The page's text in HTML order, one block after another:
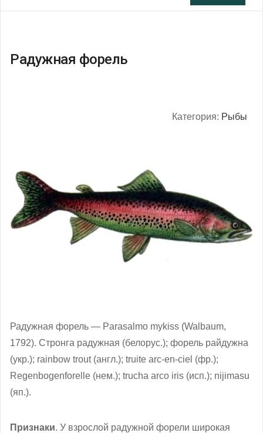
Радужная форель
Категория: Рыбы
Радужная форель — Parasalmo mykiss (Walbaum,
1792). Стронга радужная (белорус.); форель райдужна
(укр.); rainbow trout (англ.); truite arc-en-ciel (фр.);
Regenbogenforelle (нем.); trucha arco iris (исп.); nijimasu
(яп.).
Признаки. У взрослой радужной форели широкая